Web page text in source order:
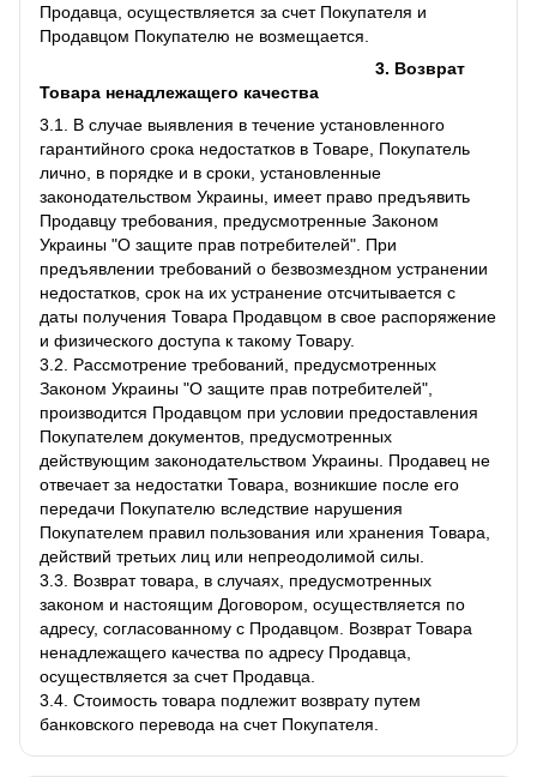
Продавца, осуществляется за счет Покупателя и
Продавцом Покупателю не возмещается.
3. Возврат
Товара ненадлежащего качества
3.1. В случае выявления в течение установленного
гарантийного срока недостатков в Товаре, Покупатель
лично, в порядке и в сроки, установленные
законодательством Украины, имеет право предъявить
Продавцу требования, предусмотренные Законом
Украины "О защите прав потребителей". При
предъявлении требований о безвозмездном устранении
недостатков, срок на их устранение отсчитывается с
даты получения Товара Продавцом в свое распоряжение
и физического доступа к такому Товару.
3.2. Рассмотрение требований, предусмотренных
Законом Украины "О защите прав потребителей",
производится Продавцом при условии предоставления
Покупателем документов, предусмотренных
действующим законодательством Украины. Продавец не
отвечает за недостатки Товара, возникшие после его
передачи Покупателю вследствие нарушения
Покупателем правил пользования или хранения Товара,
действий третьих лиц или непреодолимой силы.
3.3. Возврат товара, в случаях, предусмотренных
законом и настоящим Договором, осуществляется по
адресу, согласованному с Продавцом. Возврат Товара
ненадлежащего качества по адресу Продавца,
осуществляется за счет Продавца.
3.4. Стоимость товара подлежит возврату путем
банковского перевода на счет Покупателя.